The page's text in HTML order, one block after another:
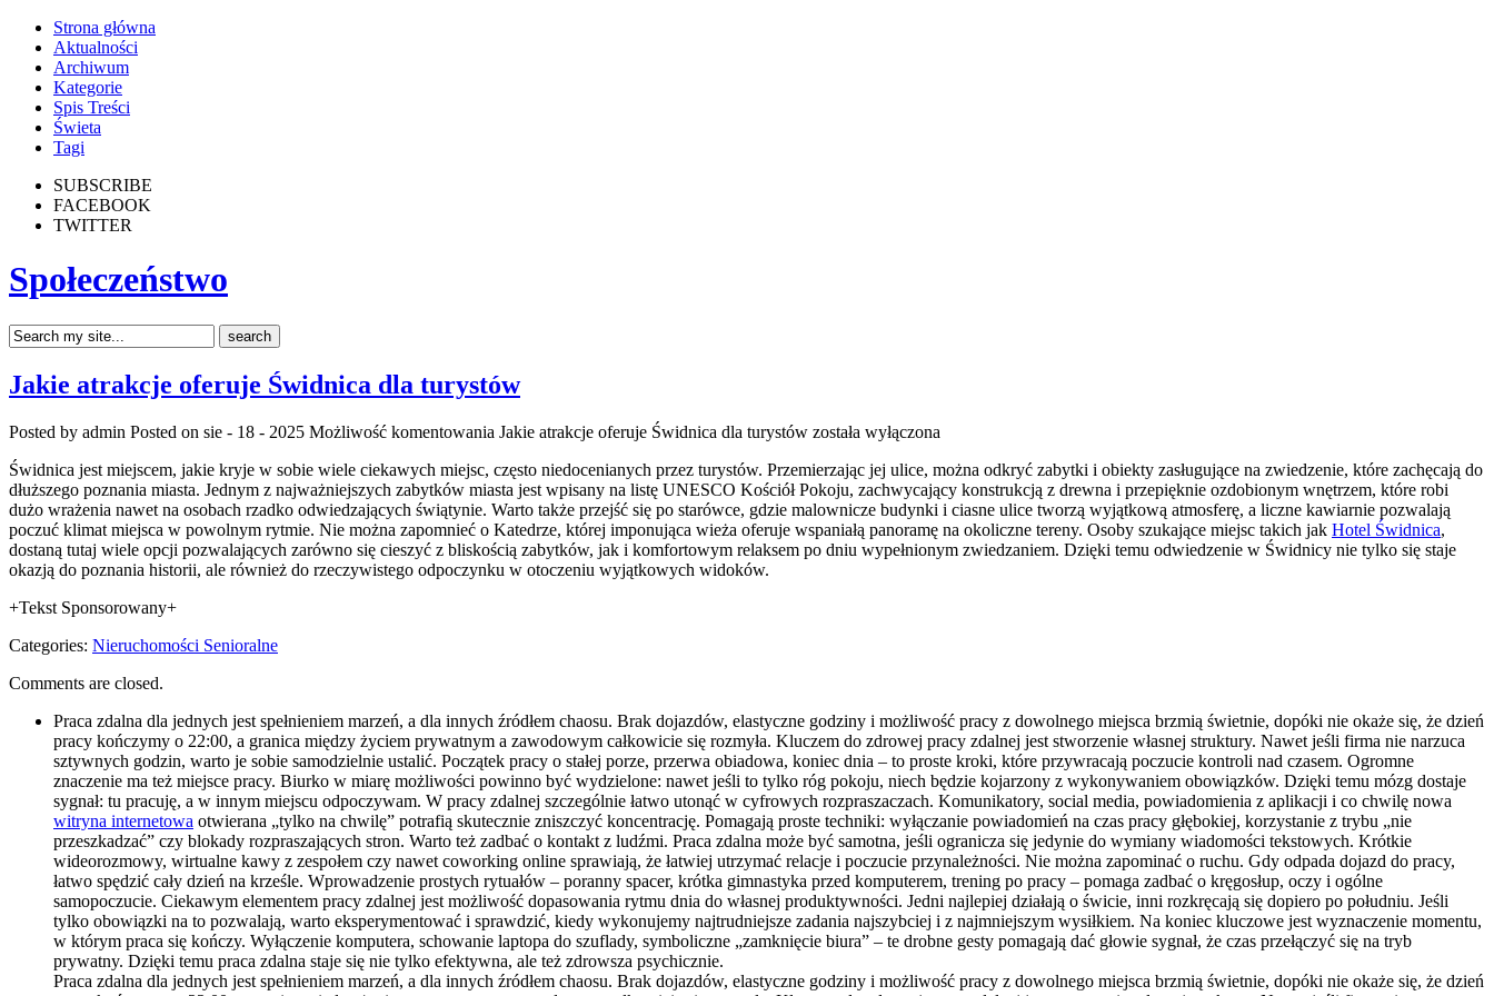
Strona główna
Aktualności
Archiwum
Kategorie
Spis Treści
Świeta
Tagi
SUBSCRIBE
FACEBOOK
TWITTER
Społeczeństwo
Jakie atrakcje oferuje Świdnica dla turystów
Posted by admin Posted on sie - 18 - 2025 Możliwość komentowania Jakie atrakcje oferuje Świdnica dla turystów została wyłączona
Świdnica jest miejscem, jakie kryje w sobie wiele ciekawych miejsc, często niedocenianych przez turystów. Przemierzając jej ulice, można odkryć zabytki i obiekty zasługujące na zwiedzenie, które zachęcają do
dłuższego poznania miasta. Jednym z najważniejszych zabytków miasta jest wpisany na listę UNESCO Kościół Pokoju, zachwycający konstrukcją z drewna i przepięknie ozdobionym wnętrzem, które robi
dużo wrażenia nawet na osobach rzadko odwiedzających świątynie. Warto także przejść się po starówce, gdzie malownicze budynki i ciasne ulice tworzą wyjątkową atmosferę, a liczne kawiarnie pozwalają
poczuć klimat miejsca w powolnym rytmie. Nie można zapomnieć o Katedrze, której imponująca wieża oferuje wspaniałą panoramę na okoliczne tereny. Osoby szukające miejsc takich jak Hotel Świdnica,
dostaną tutaj wiele opcji pozwalających zarówno się cieszyć z bliskością zabytków, jak i komfortowym relaksem po dniu wypełnionym zwiedzaniem. Dzięki temu odwiedzenie w Świdnicy nie tylko się staje
okazją do poznania historii, ale również do rzeczywistego odpoczynku w otoczeniu wyjątkowych widoków.
+Tekst Sponsorowany+
Categories: Nieruchomości Senioralne
Comments are closed.
Praca zdalna dla jednych jest spełnieniem marzeń, a dla innych źródłem chaosu. Brak dojazdów, elastyczne godziny i możliwość pracy z dowolnego miejsca brzmią świetnie, dopóki nie okaże się, że dzień
pracy kończymy o 22:00, a granica między życiem prywatnym a zawodowym całkowicie się rozmyła. Kluczem do zdrowej pracy zdalnej jest stworzenie własnej struktury. Nawet jeśli firma nie narzuca
sztywnych godzin, warto je sobie samodzielnie ustalić. Początek pracy o stałej porze, przerwa obiadowa, koniec dnia – to proste kroki, które przywracają poczucie kontroli nad czasem. Ogromne
znaczenie ma też miejsce pracy. Biurko w miarę możliwości powinno być wydzielone: nawet jeśli to tylko róg pokoju, niech będzie kojarzony z wykonywaniem obowiązków. Dzięki temu mózg dostaje
sygnał: tu pracuję, a w innym miejscu odpoczywam. W pracy zdalnej szczególnie łatwo utonąć w cyfrowych rozpraszaczach. Komunikatory, social media, powiadomienia z aplikacji i co chwilę nowa
witryna internetowa otwierana „tylko na chwilę” potrafią skutecznie zniszczyć koncentrację. Pomagają proste techniki: wyłączanie powiadomień na czas pracy głębokiej, korzystanie z trybu „nie
przeszkadzać” czy blokady rozpraszających stron. Warto też zadbać o kontakt z ludźmi. Praca zdalna może być samotna, jeśli ogranicza się jedynie do wymiany wiadomości tekstowych. Krótkie
wideorozmowy, wirtualne kawy z zespołem czy nawet coworking online sprawiają, że łatwiej utrzymać relacje i poczucie przynależności. Nie można zapominać o ruchu. Gdy odpada dojazd do pracy,
łatwo spędzić cały dzień na krześle. Wprowadzenie prostych rytuałów – poranny spacer, krótka gimnastyka przed komputerem, trening po pracy – pomaga zadbać o kręgosłup, oczy i ogólne
samopoczucie. Ciekawym elementem pracy zdalnej jest możliwość dopasowania rytmu dnia do własnej produktywności. Jedni najlepiej działają o świcie, inni rozkręcają się dopiero po południu. Jeśli
tylko obowiązki na to pozwalają, warto eksperymentować i sprawdzić, kiedy wykonujemy najtrudniejsze zadania najszybciej i z najmniejszym wysiłkiem. Na koniec kluczowe jest wyznaczenie momentu,
w którym praca się kończy. Wyłączenie komputera, schowanie laptopa do szuflady, symboliczne „zamknięcie biura” – te drobne gesty pomagają dać głowie sygnał, że czas przełączyć się na tryb
prywatny. Dzięki temu praca zdalna staje się nie tylko efektywna, ale też zdrowsza psychicznie.
Praca zdalna dla jednych jest spełnieniem marzeń, a dla innych źródłem chaosu. Brak dojazdów, elastyczne godziny i możliwość pracy z dowolnego miejsca brzmią świetnie, dopóki nie okaże się, że dzień